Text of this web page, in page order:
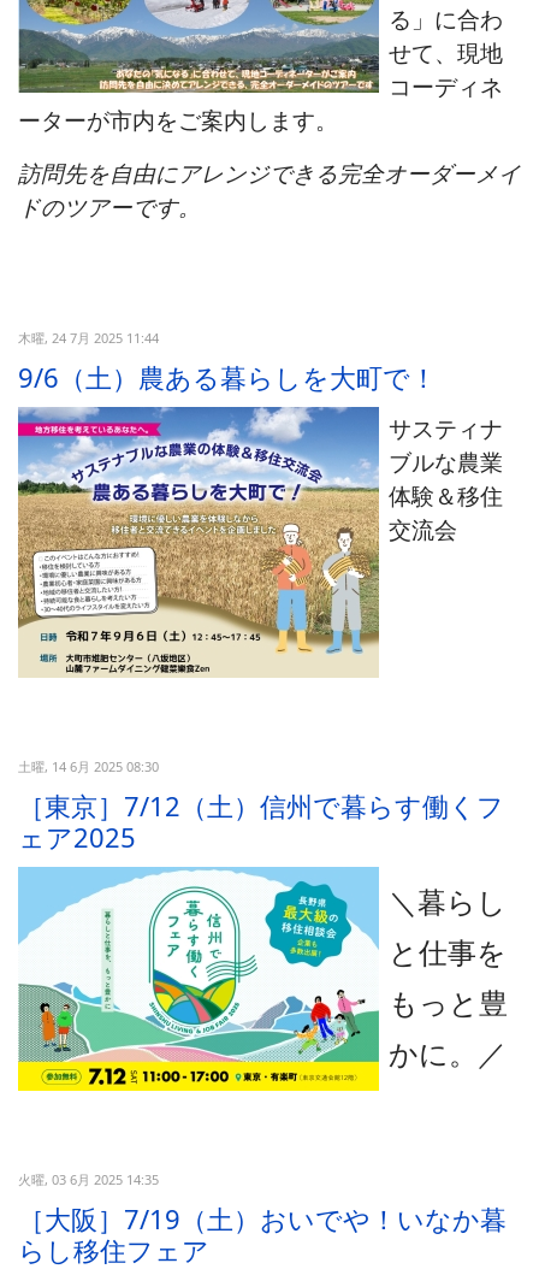
る」に合わ
せて、現地
コーディネ
ーターが市内をご案内します。
訪問先を自由にアレンジできる完全オーダーメイ
ドのツアーです。
木曜, 24 7月 2025 11:44
9/6（土）農ある暮らしを大町で！
サスティナ
ブルな農業
体験＆移住
交流会
土曜, 14 6月 2025 08:30
［東京］7/12（土）信州で暮らす働くフ
ェア2025
＼暮らし
と仕事を
もっと豊
かに。
／
火曜, 03 6月 2025 14:35
［大阪］7/19（土）おいでや！いなか暮
らし移住フェア